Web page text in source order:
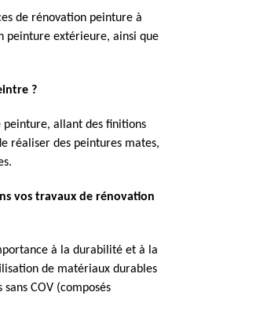
de rénovation peinture à
peinture extérieure, ainsi que
?
peinture, allant des finitions
réaliser des peintures mates,
vos travaux de rénovation
à la durabilité et à la
de matériaux durables
COV (composés